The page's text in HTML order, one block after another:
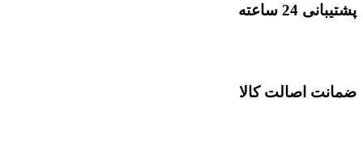
پشتیبانی 24 ساعته
ضمانت اصالت کالا